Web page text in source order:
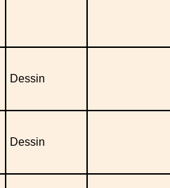
Dessin
Dessin